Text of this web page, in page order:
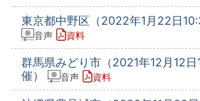
東京都中野区（2022年1月22日
音声 資料
群馬県みどり市（2021年12月12
催）
音声 資料